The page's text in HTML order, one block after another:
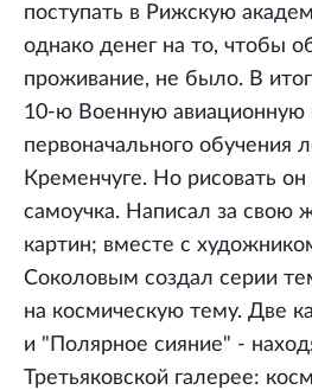
поступать в Рижскую
однако денег на то, чтобы
проживание, не было. В
10-ю Военную авиационную
первоначального обучения
Кременчуге. Но рисовать
самоучка. Написал за свою
картин; вместе с
Соколовым создал серии
на космическую тему. Две
и "Полярное сияние" -
Третьяковской галерее: